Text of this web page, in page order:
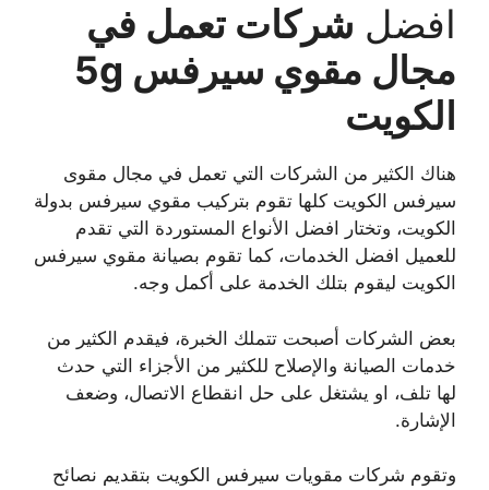
افضل شركات تعمل في
مجال مقوي سيرفس 5g
الكويت
هناك الكثير من الشركات التي تعمل في مجال مقوى
سيرفس الكويت كلها تقوم بتركيب مقوي سيرفس بدولة
الكويت، وتختار افضل الأنواع المستوردة التي تقدم
للعميل افضل الخدمات، كما تقوم بصيانة مقوي سيرفس
الكويت ليقوم بتلك الخدمة على أكمل وجه.
بعض الشركات أصبحت تتملك الخبرة، فيقدم الكثير من
خدمات الصيانة والإصلاح للكثير من الأجزاء التي حدث
لها تلف، او يشتغل على حل انقطاع الاتصال، وضعف
الإشارة.
وتقوم شركات مقويات سيرفس الكويت بتقديم نصائح